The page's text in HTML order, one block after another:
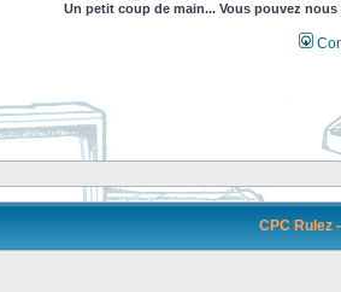
Un petit coup de main... Vous pouvez
CPC Rulez